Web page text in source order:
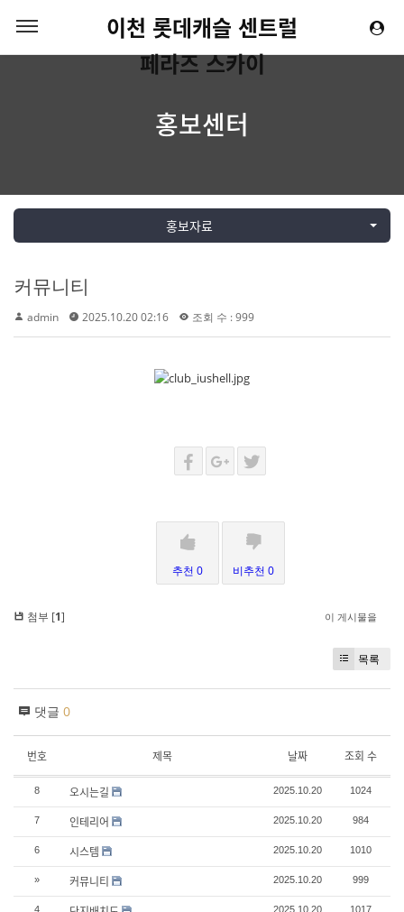
이천 롯데캐슬 센트럴
페라즈 스카이
홍보센터
홍보자료
커뮤니티
admin 2025.10.20 02:16 조회 수 : 999
추천 0 비추천 0
첨부 [1] 이 게시물을
목록
댓글 0
번호 제목 날짜 조회 수
8 오시는길 2025.10.20 1024
7 인테리어 2025.10.20 984
6 시스템 2025.10.20 1010
» 커뮤니티 2025.10.20 999
4 2025.10.20 1017